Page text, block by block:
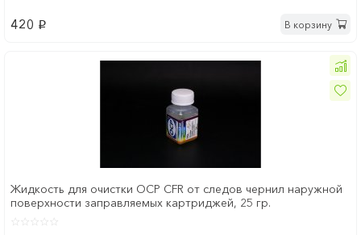
420 p В корзину
Жидкость для очистки OCP CFR от следов чернил наружной
поверхности заправляемых картриджей, 25 гр.